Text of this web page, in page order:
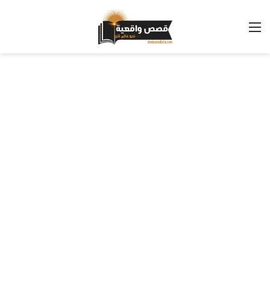
القائمة